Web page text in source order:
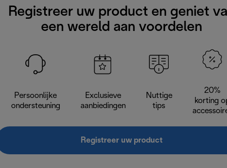
Registreer uw product en geniet
een wereld aan voordelen
Persoonlijke
ondersteuning
Exclusieve
aanbiedingen
Nuttige
tips
20%
korting
Registreer uw product